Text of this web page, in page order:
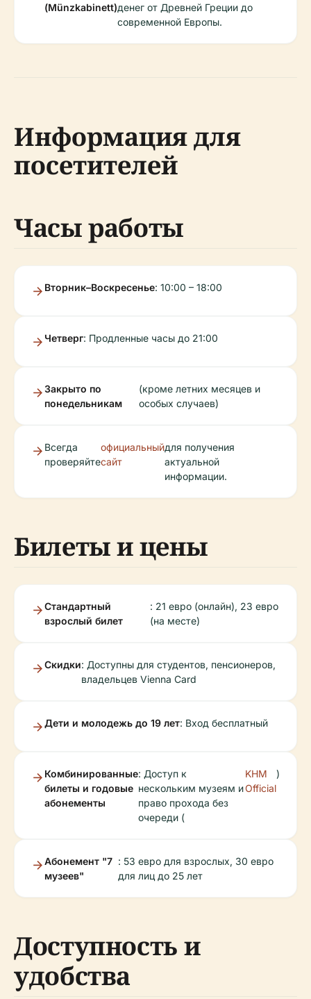
(Münzkabinett)денег от Древней Греции до
современной Европы.
Информация для
посетителей
Часы работы
Вторник–Воскресенье: 10:00 – 18:00
Четверг: Продленные часы до 21:00
Закрыто по
понедельникам
(кроме летних месяцев и
особых случаев)
Всегда
проверяйте
официальный
сайт
для получения
актуальной
информации.
Билеты и цены
Стандартный
взрослый билет
: 21 евро (онлайн), 23 евро
(на месте)
Скидки: Доступны для студентов, пенсионеров,
владельцев Vienna Card
Дети и молодежь до 19 лет: Вход бесплатный
Комбинированные
билеты и годовые
абонементы
: Доступ к
нескольким музеям и
право прохода без
очереди (
KHM
Official
)
Абонемент "7
музеев"
: 53 евро для взрослых, 30 евро
для лиц до 25 лет
Доступность и
удобства